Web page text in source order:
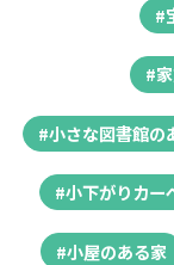
#
#
#小さな図書館の
#小下がりカー
#小屋のある家